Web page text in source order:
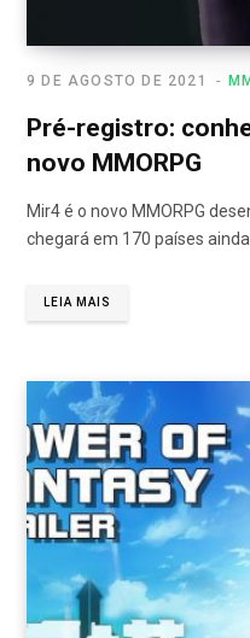
9 DE AGOSTO DE 2021
Pré-registro:
novo MMORPG
Mir4 é o novo MMORPG
chegará em 170 países
LEIA MAIS